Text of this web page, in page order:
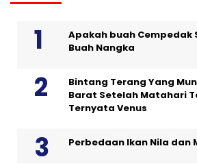
Apakah buah Cempedak
Buah Nangka
Bintang Terang Yang
Barat Setelah Matahari
Ternyata Venus
Perbedaan Ikan Nila dan